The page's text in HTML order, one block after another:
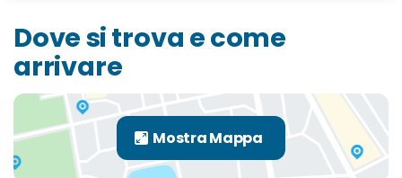
Dove si trova e come
arrivare